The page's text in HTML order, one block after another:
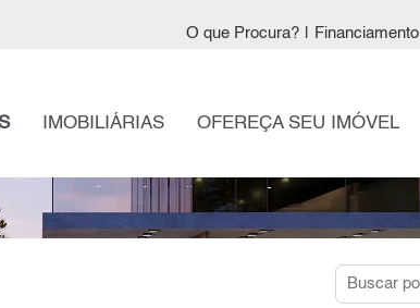
O que Procura? Financiamento
IMOBILIÁRIAS OFEREÇA SEU IMÓVEL